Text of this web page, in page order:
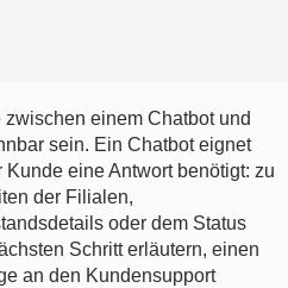
einem Chatbot und
sein. Ein Chatbot eignet
eine Antwort benötigt: zu
der Filialen,
oder dem Status
Schritt erläutern, einen
an den Kundensupport